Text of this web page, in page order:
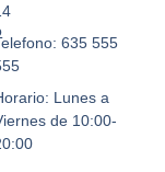
635 555
Lunes a
de 10:00-